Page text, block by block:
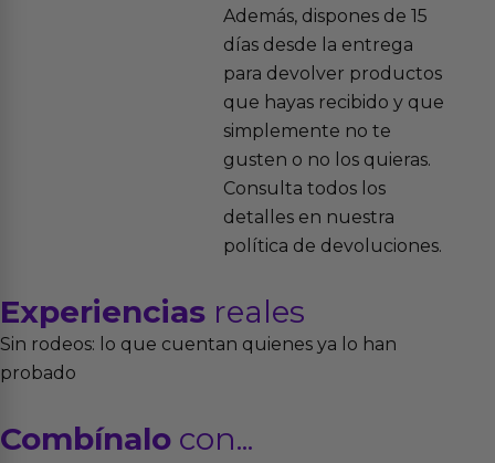
Además, dispones de 15
días desde la entrega
para devolver productos
que hayas recibido y que
simplemente no te
gusten o no los quieras.
Consulta todos los
detalles en nuestra
política de devoluciones.
Experiencias reales
Sin rodeos: lo que cuentan quienes ya lo han
probado
Combínalo con...